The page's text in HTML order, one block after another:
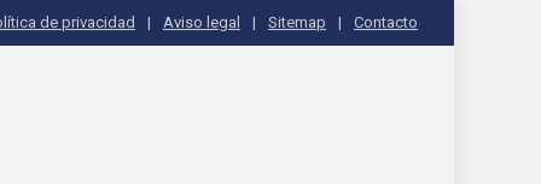
de privacidad Aviso legal Sitemap Contacto